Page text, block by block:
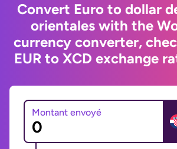
Convert Euro to dollar
orientales with the
currency converter,
EUR to XCD exchange
Montant envoyé